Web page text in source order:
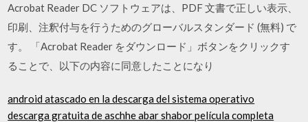
Acrobat Reader DC ソフトウェアは、PDF 文書で正しい表示、
印刷、注釈付与を行うためのグローバルスタンダード (無料) で
す。 「Acrobat Reader をダウンロード」ボタンをクリックす
ることで、以下の内容に同意したことになり
android atascado en la descarga del sistema operativo
descarga gratuita de aschhe abar shabor película completa